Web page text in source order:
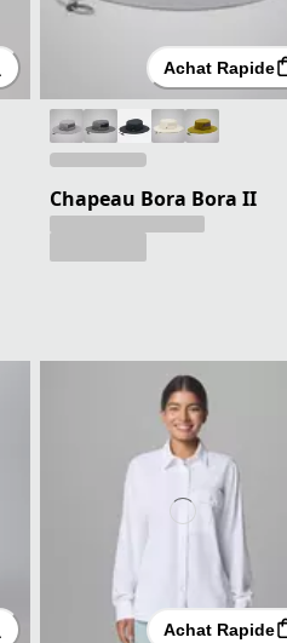
Achat Rapide
Chapeau Bora Bora II
Achat Rapide